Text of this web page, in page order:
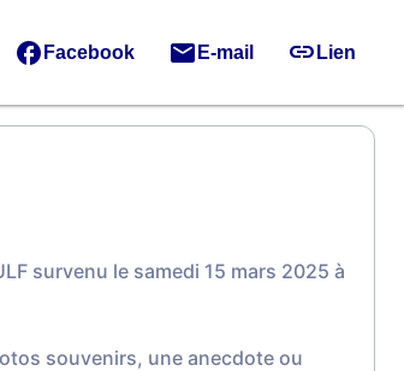
Facebook E-mail Lien
survenu le samedi 15 mars 2025 à
souvenirs, une anecdote ou